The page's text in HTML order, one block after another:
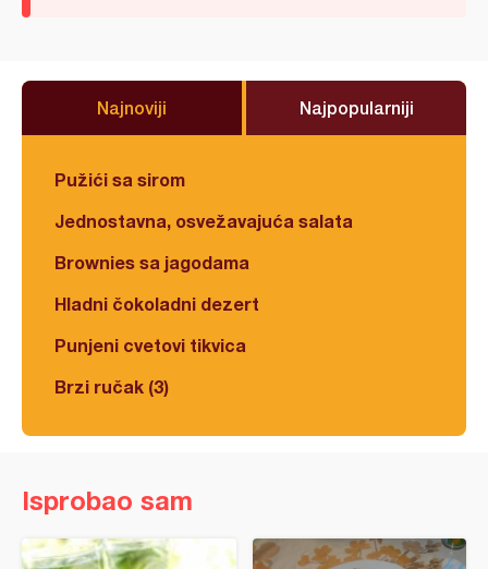
Najnoviji Najpopularniji
Pužići sa sirom
Jednostavna, osvežavajuća salata
Brownies sa jagodama
Hladni čokoladni dezert
Punjeni cvetovi tikvica
Brzi ručak (3)
Isprobao sam